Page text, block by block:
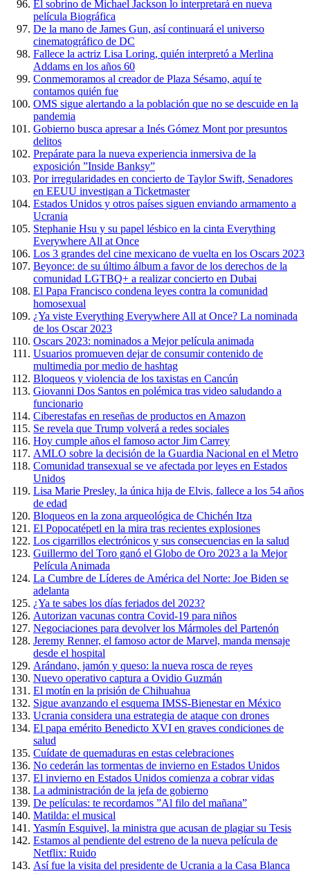
El sobrino de Michael Jackson lo interpretará en nueva
película Biográfica
De la mano de James Gun, así continuará el universo
cinematográfico de DC
Fallece la actriz Lisa Loring, quién interpretó a Merlina
Addams en los años 60
Conmemoramos al creador de Plaza Sésamo, aquí te
contamos quién fue
OMS sigue alertando a la población que no se descuide en la
pandemia
Gobierno busca apresar a Inés Gómez Mont por presuntos
delitos
Prepárate para la nueva experiencia inmersiva de la
exposición ”Inside Banksy”
Por irregularidades en concierto de Taylor Swift, Senadores
en EEUU investigan a Ticketmaster
Estados Unidos y otros países siguen enviando armamento a
Ucrania
Stephanie Hsu y su papel lésbico en la cinta Everything
Everywhere All at Once
Los 3 grandes del cine mexicano de vuelta en los Oscars 2023
Beyonce: de su último álbum a favor de los derechos de la
comunidad LGTBQ+ a realizar concierto en Dubai
El Papa Francisco condena leyes contra la comunidad
homosexual
¿Ya viste Everything Everywhere All at Once? La nominada
de los Oscar 2023
Oscars 2023: nominados a Mejor película animada
Usuarios promueven dejar de consumir contenido de
multimedia por medio de hashtag
Bloqueos y violencia de los taxistas en Cancún
Giovanni Dos Santos en polémica tras video saludando a
funcionario
Ciberestafas en reseñas de productos en Amazon
Se revela que Trump volverá a redes sociales
Hoy cumple años el famoso actor Jim Carrey
AMLO sobre la decisión de la Guardia Nacional en el Metro
Comunidad transexual se ve afectada por leyes en Estados
Unidos
Lisa Marie Presley, la única hija de Elvis, fallece a los 54 años
de edad
Bloqueos en la zona arqueológica de Chichén Itza
El Popocatépetl en la mira tras recientes explosiones
Los cigarrillos electrónicos y sus consecuencias en la salud
Guillermo del Toro ganó el Globo de Oro 2023 a la Mejor
Película Animada
La Cumbre de Líderes de América del Norte: Joe Biden se
adelanta
¿Ya te sabes los días feriados del 2023?
Autorizan vacunas contra Covid-19 para niños
Negociaciones para devolver los Mármoles del Partenón
Jeremy Renner, el famoso actor de Marvel, manda mensaje
desde el hospital
Arándano, jamón y queso: la nueva rosca de reyes
Nuevo operativo captura a Ovidio Guzmán
El motín en la prisión de Chihuahua
Sigue avanzando el esquema IMSS-Bienestar en México
Ucrania considera una estrategia de ataque con drones
El papa emérito Benedicto XVI en graves condiciones de
salud
Cuídate de quemaduras en estas celebraciones
No cederán las tormentas de invierno en Estados Unidos
El invierno en Estados Unidos comienza a cobrar vidas
La administración de la jefa de gobierno
De películas: te recordamos ”Al filo del mañana”
Matilda: el musical
Yasmín Esquivel, la ministra que acusan de plagiar su Tesis
Estamos al pendiente del estreno de la nueva película de
Netflix: Ruido
Así fue la visita del presidente de Ucrania a la Casa Blanca